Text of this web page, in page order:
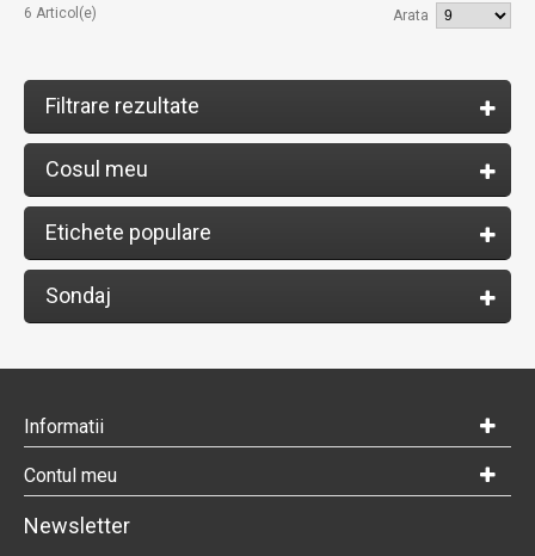
6 Articol(e) Arata
Filtrare rezultate
Cosul meu
Etichete populare
Sondaj
Informatii
Contul meu
Newsletter